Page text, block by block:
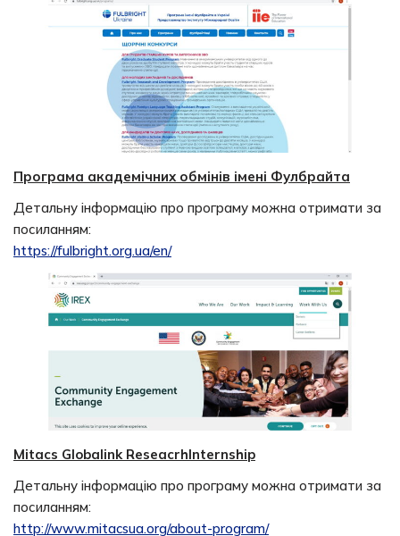
Програма академічних обмінів імені Фулбрайта
Детальну інформацію про програму можна отримати за
посиланням:
https://fulbright.org.ua/en/
Mitacs Globalink ReseacrhInternship
Детальну інформацію про програму можна отримати за
посиланням:
http://www.mitacsua.org/about-program/